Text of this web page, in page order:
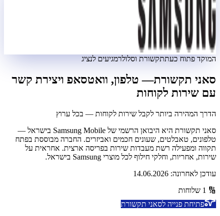
המוקד פתוח כעתתקשורת וסלולרמגיעים לנציג
סאני תקשורת— טלפון, וואטסאפ ויצירת קשר
עם שירות לקוחות
הדרך המהירה ביותר לקבל שירות לקוחות — בכל ערוץ
סאני תקשורת היא היבואן הרשמי של Samsung Mobile בישראל —
טלפונים, טאבלטים, שעונים חכמים ואביזרים. החברה מבוססת בפתח
תקווה ומפעילה רשת מעבדות שירות בפריסה ארצית. אחראית על
שירות, אחריות, וחלקי חילוף לכל מוצרי Samsung בישראל.
עודכן לאחרונה: 14.06.2026
🔢
1 שלוחות
פתיחת פנייה לסאני תקשורת